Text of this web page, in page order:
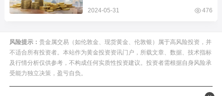
2024-05-31 476
风险提示： 贵金属交易（如伦敦金、现货黄金、伦敦银）属于高风险投资，并
不适合所有投资者。本站作为黄金投资资讯门户，所载文章、数据、技术指标
及行情分析仅供参考，不构成任何实质性投资建议。投资者需根据自身风险承
受能力独立决策，盈亏自负。